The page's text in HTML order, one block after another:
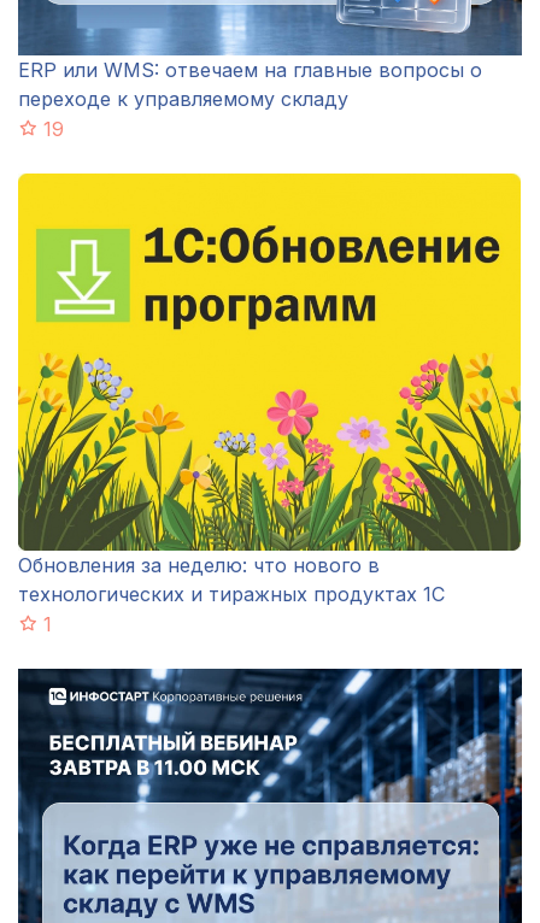
ERP или WMS: отвечаем на главные вопросы о
переходе к управляемому складу
19
Обновления за неделю: что нового в
технологических и тиражных продуктах 1С
1